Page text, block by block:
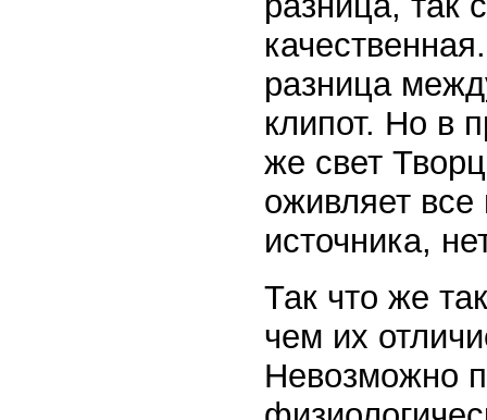
разница
клипот. Но в
же свет
оживляет все
источника,
Так что же
чем их
Невозможно